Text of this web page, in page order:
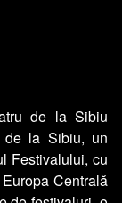
de la Sibiu
de la Sibiu, un
Festivalului, cu
Centrală